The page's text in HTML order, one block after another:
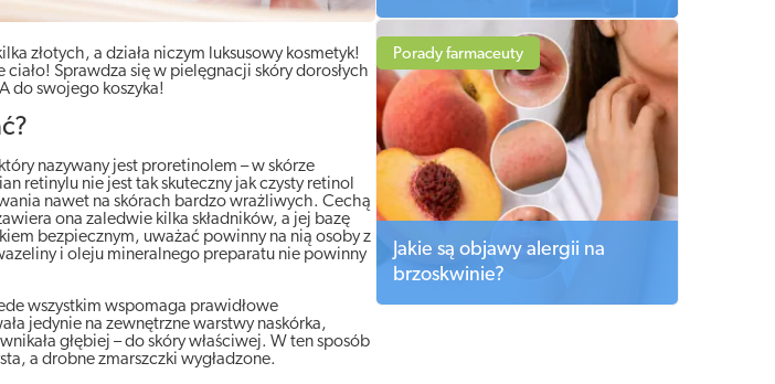
złotych, a działa niczym luksusowy kosmetyk!
Sprawdza się w pielęgnacji skóry dorosłych
do swojego koszyka!
nazywany jest proretinolem – w skórze
retinylu nie jest tak skuteczny jak czysty retinol
nawet na skórach bardzo wrażliwych. Cechą
ona zaledwie kilka składników, a jej bazę
bezpiecznym, uważać powinny na nią osoby z
i oleju mineralnego preparatu nie powinny
wszystkim wspomaga prawidłowe
jedynie na zewnętrzne warstwy naskórka,
głębiej – do skóry właściwej. W ten sposób
a drobne zmarszczki wygładzone.
Porady farmaceuty
Jakie są objawy alergii na
brzoskwinie?